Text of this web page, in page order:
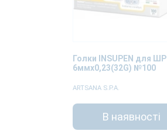
Голки INSUPEN для ШР
6ммх0,23(32G) №100
ARTSANA S.P.A.
В наявності